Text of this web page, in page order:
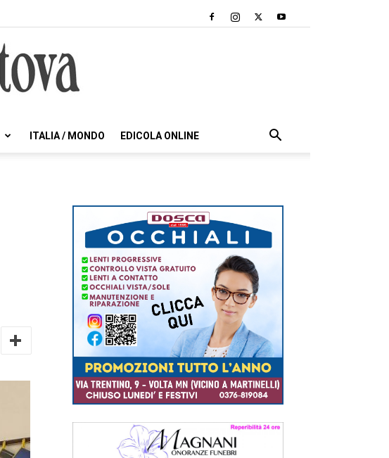
ITALIA / MONDO EDICOLA ONLINE